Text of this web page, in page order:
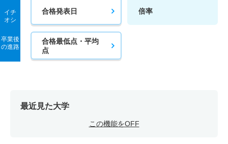
イチ
オシ
卒業後
の進路
合格発表日 倍率
合格最低点・平均
点
最近見た大学
この機能をOFF